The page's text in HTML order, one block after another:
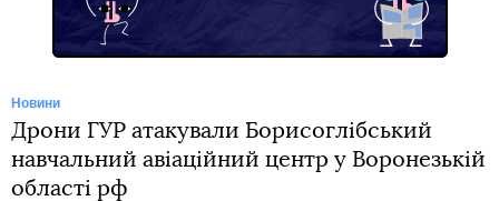
Новини
Дрони ГУР атакували Борисоглібський
навчальний авіаційний центр у Воронезькій
області рф